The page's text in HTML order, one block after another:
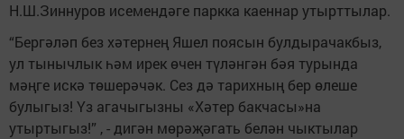
Н.Ш.Зиннуров исемендәге паркка каеннар утырттылар.
“Бергәләп без хәтернең Яшел поясын булдырачакбыз,
ул тынычлык һәм ирек өчен түләнгән бәя турында
мәңге искә төшерәчәк. Сез дә тарихның бер өлеше
булыгыз! Үз агачыгызны «Хәтер бакчасы»на
утыртыгыз!” , - дигән мөрәҗәгать белән чыктылар